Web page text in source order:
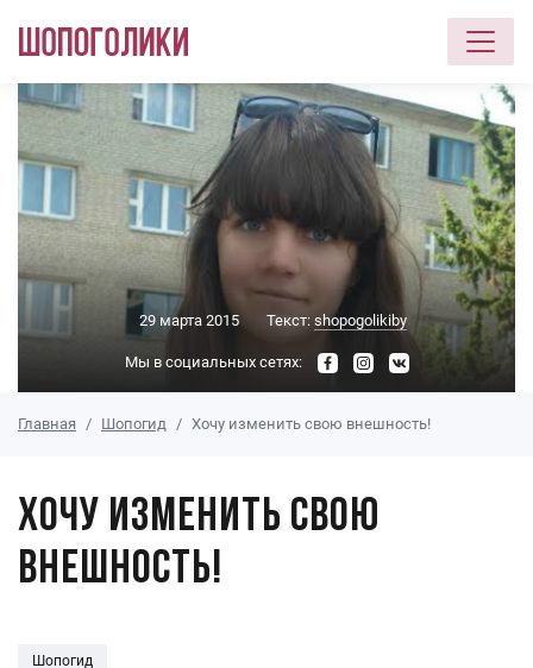
Перейти к основному содержанию
29 марта 2015 Текст: shopogolikiby
Мы в социальных сетях:
Главная Шопогид Хочу изменить свою внешность!
Хочу изменить свою
внешность!
Шопогид